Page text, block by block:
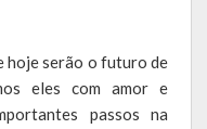
de Linha Kronenthal
Paulo de Lagoa dos Três
hoje serão o futuro de
eles com amor e
passos na